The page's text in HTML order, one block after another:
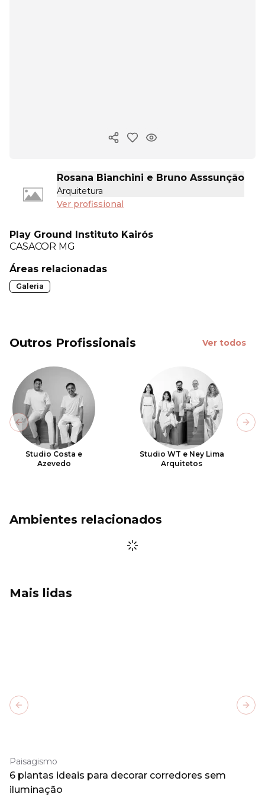
Copiar link
Rosana Bianchini e Bruno Asssunção
Arquitetura
Ver profissional
Play Ground Instituto Kairós
CASACOR MG
Áreas relacionadas
Galeria
Outros Profissionais Ver todos
Studio Costa e
Azevedo
Studio WT e Ney Lima
Arquitetos
Previous slide
Ambientes relacionados
Mais lidas
Paisagismo
6 plantas ideais para decorar corredores sem
iluminação
Previous slide